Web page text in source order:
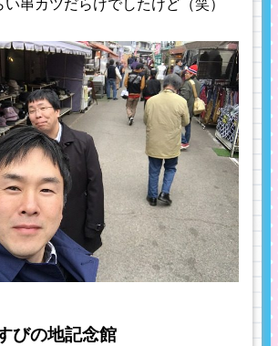
い串カツだらけでしたけど（笑）
びの地記念館